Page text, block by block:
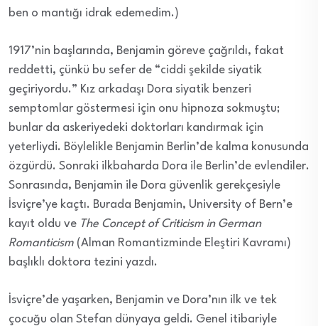
ben o mantığı idrak edemedim.)
1917’nin başlarında, Benjamin göreve çağrıldı, fakat
reddetti, çünkü bu sefer de “ciddi şekilde siyatik
geçiriyordu.” Kız arkadaşı Dora siyatik benzeri
semptomlar göstermesi için onu hipnoza sokmuştu;
bunlar da askeriyedeki doktorları kandırmak için
yeterliydi. Böylelikle Benjamin Berlin’de kalma konusunda
özgürdü. Sonraki ilkbaharda Dora ile Berlin’de evlendiler.
Sonrasında, Benjamin ile Dora güvenlik gerekçesiyle
İsviçre’ye kaçtı. Burada Benjamin, University of Bern’e
kayıt oldu ve The Concept of Criticism in German
Romanticism (Alman Romantizminde Eleştiri Kavramı)
başlıklı doktora tezini yazdı.
İsviçre’de yaşarken, Benjamin ve Dora’nın ilk ve tek
çocuğu olan Stefan dünyaya geldi. Genel itibariyle